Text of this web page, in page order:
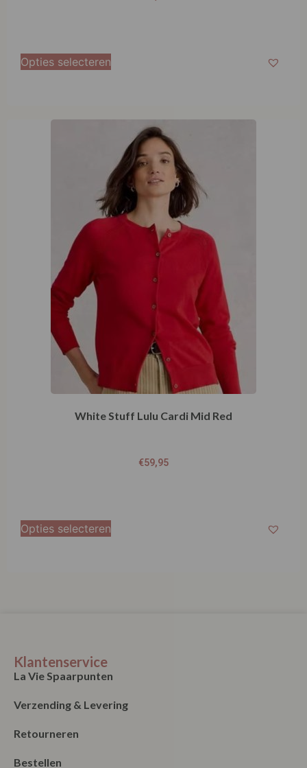
Opties selecteren
White Stuff Lulu Cardi Mid Red
€59,95
Opties selecteren
Klantenservice
La Vie Spaarpunten
Verzending & Levering
Retourneren
Bestellen